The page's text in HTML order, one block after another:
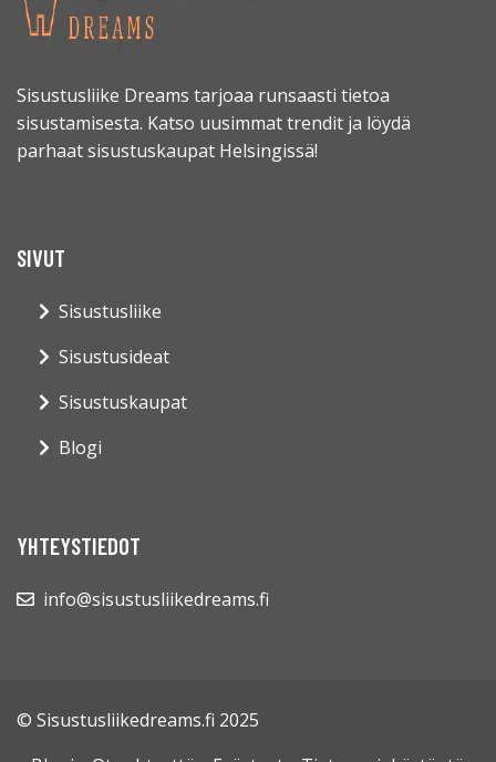
Sisustusliike Dreams tarjoaa runsaasti tietoa
sisustamisesta. Katso uusimmat trendit ja löydä
parhaat sisustuskaupat Helsingissä!
SIVUT
Sisustusliike
Sisustusideat
Sisustuskaupat
Blogi
YHTEYSTIEDOT
info@sisustusliikedreams.fi
© Sisustusliikedreams.fi 2025